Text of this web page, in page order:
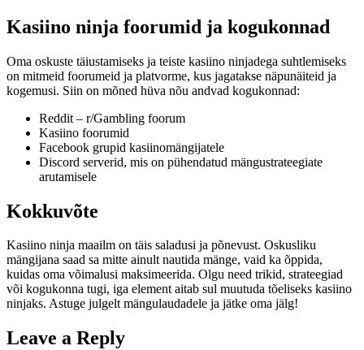
Kasiino ninja foorumid ja kogukonnad
Oma oskuste täiustamiseks ja teiste kasiino ninjadega suhtlemiseks
on mitmeid foorumeid ja platvorme, kus jagatakse näpunäiteid ja
kogemusi. Siin on mõned hüva nõu andvad kogukonnad:
Reddit – r/Gambling foorum
Kasiino foorumid
Facebook grupid kasiinomängijatele
Discord serverid, mis on pühendatud mängustrateegiate
arutamisele
Kokkuvõte
Kasiino ninja maailm on täis saladusi ja põnevust. Oskusliku
mängijana saad sa mitte ainult nautida mänge, vaid ka õppida,
kuidas oma võimalusi maksimeerida. Olgu need trikid, strateegiad
või kogukonna tugi, iga element aitab sul muutuda tõeliseks kasiino
ninjaks. Astuge julgelt mängulaudadele ja jätke oma jälg!
Leave a Reply